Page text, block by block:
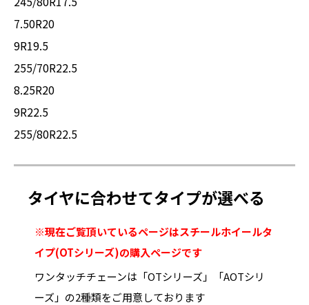
7.50R20
9R19.5
255/70R22.5
8.25R20
9R22.5
255/80R22.5
タイヤに合わせてタイプが選べる
※現在ご覧頂いているページはスチールホイールタ
イプ(OTシリーズ)の購入ページです
ワンタッチチェーンは「OTシリーズ」「AOTシリ
ーズ」の2種類をご用意しております